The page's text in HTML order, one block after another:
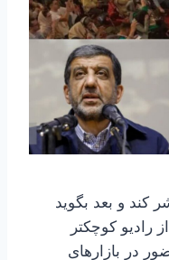
کند و بعد بگوید
شد!، فقط ۳ سال از رادیو کوچکتر
۱۰۰ برای حضور در بازارهای